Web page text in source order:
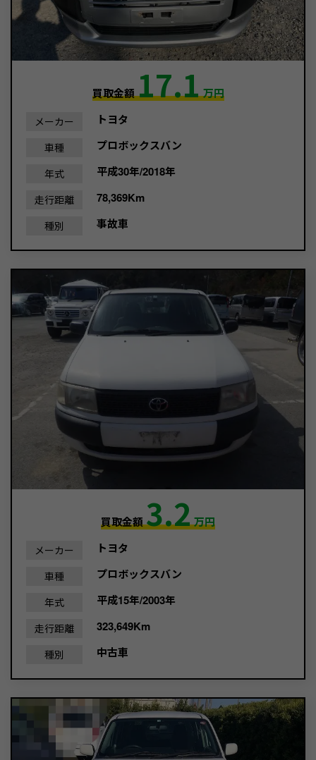
買取金額17.1万円
メーカー トヨタ
車種 プロボックスバン
年式 平成30年/2018年
走行距離 78,369Km
種別 事故車
買取金額3.2万円
メーカー トヨタ
車種 プロボックスバン
年式 平成15年/2003年
走行距離 323,649Km
種別 中古車